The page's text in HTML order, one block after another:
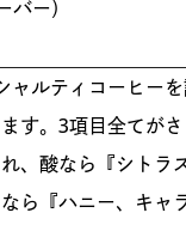
ー）
ャルティコーヒー
す。3項目全てが
、酸なら『シトラ
ら『ハニー、キャ